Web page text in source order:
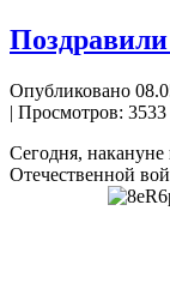
Опубликовано
| Просмотров: 3533
Сегодня,
Отечественной